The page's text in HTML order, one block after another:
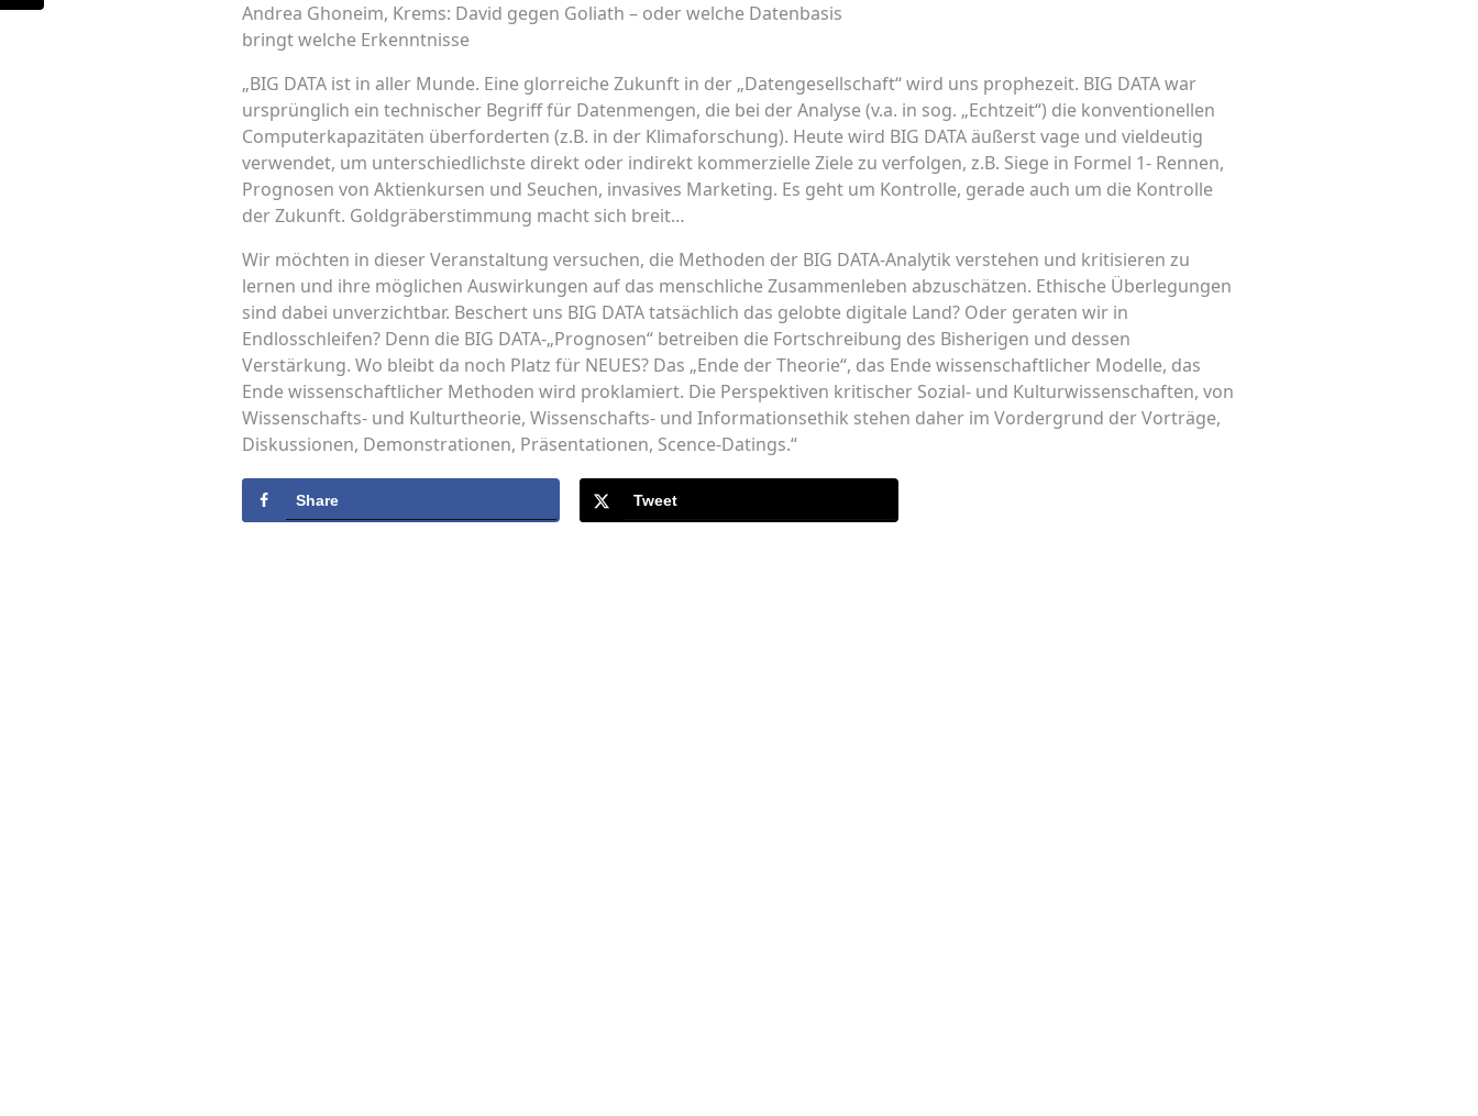
Andrea Ghoneim, Krems: David gegen Goliath – oder welche Datenbasis
bringt welche Erkenntnisse
„BIG DATA ist in aller Munde. Eine glorreiche Zukunft in der „Datengesellschaft“ wird uns prophezeit. BIG DATA war
ursprünglich ein technischer Begriff für Datenmengen, die bei der Analyse (v.a. in sog. „Echtzeit“) die konventionellen
Computerkapazitäten überforderten (z.B. in der Klimaforschung). Heute wird BIG DATA äußerst vage und vieldeutig
verwendet, um unterschiedlichste direkt oder indirekt kommerzielle Ziele zu verfolgen, z.B. Siege in Formel 1- Rennen,
Prognosen von Aktienkursen und Seuchen, invasives Marketing. Es geht um Kontrolle, gerade auch um die Kontrolle
der Zukunft. Goldgräberstimmung macht sich breit…
Wir möchten in dieser Veranstaltung versuchen, die Methoden der BIG DATA-Analytik verstehen und kritisieren zu
lernen und ihre möglichen Auswirkungen auf das menschliche Zusammenleben abzuschätzen. Ethische Überlegungen
sind dabei unverzichtbar. Beschert uns BIG DATA tatsächlich das gelobte digitale Land? Oder geraten wir in
Endlosschleifen? Denn die BIG DATA-„Prognosen“ betreiben die Fortschreibung des Bisherigen und dessen
Verstärkung. Wo bleibt da noch Platz für NEUES? Das „Ende der Theorie“, das Ende wissenschaftlicher Modelle, das
Ende wissenschaftlicher Methoden wird proklamiert. Die Perspektiven kritischer Sozial- und Kulturwissenschaften, von
Wissenschafts- und Kulturtheorie, Wissenschafts- und Informationsethik stehen daher im Vordergrund der Vorträge,
Diskussionen, Demonstrationen, Präsentationen, Scence-Datings.“
Share Tweet